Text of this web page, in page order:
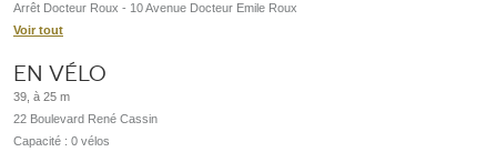
Arrêt Docteur Roux - 10 Avenue Docteur Emile Roux
Voir tout
En vélo
39, à 25 m
22 Boulevard René Cassin
Capacité : 0 vélos